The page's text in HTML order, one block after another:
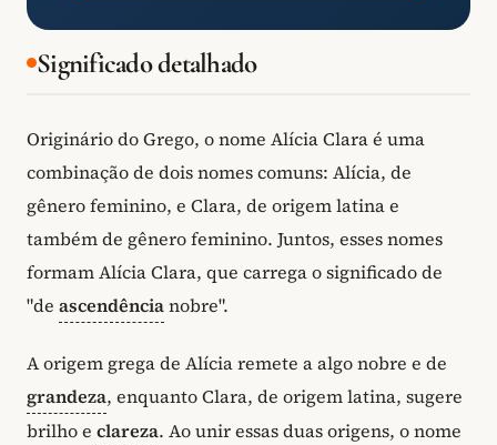
Significado detalhado
Originário do Grego, o nome Alícia Clara é uma
combinação de dois nomes comuns: Alícia, de
gênero feminino, e Clara, de origem latina e
também de gênero feminino. Juntos, esses nomes
formam Alícia Clara, que carrega o significado de
"de ascendêncianobre".
A origem grega de Alícia remete a algo nobre e de
grandeza, enquanto Clara, de origem latina, sugere
brilho e clareza. Ao unir essas duas origens, o nome